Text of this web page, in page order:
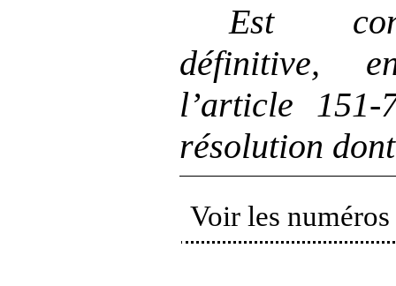
Est
définitive,
l’article
résolution
Voir les numéros